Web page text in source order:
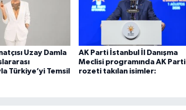
Uzay Damla
Türkiye’yi Temsil
AK Parti İstanbul İl Danışma
Meclisi programında AK Parti
rozeti takılan isimler: